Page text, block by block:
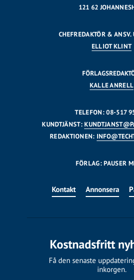
121 62
CHEFREDAKTÖR & ANSV.
ELLIOT KLINT
KALLE ANRELL
TELEFON: 08-517
KUNDTJÄNST:
REDAKTIONEN:
FÖRLAG: PAUSER
Kontakt Annonsera
Kostnadsfritt
Få den senaste
inkorgen.